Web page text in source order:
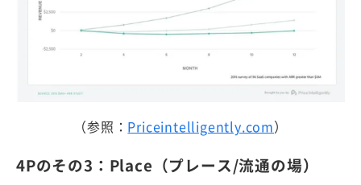
（参照： Priceintelligently.com）
4Pのその3：Place（プレース/流通の場）